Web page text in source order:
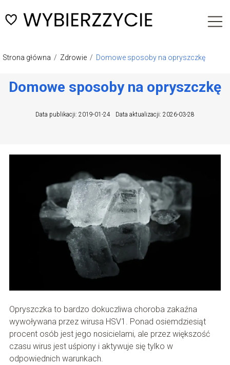
Strona główna / Zdrowie / Domowe sposoby na opryszczkę
Domowe sposoby na opryszczkę
Data publikacji: 2019-01-24 Data aktualizacji: 2026-03-28
Opryszczka to bardzo dokuczliwa choroba zakaźna
wywoływana przez wirusa HSV1. Ponad osiemdziesiąt
procent osób jest jego nosicielami, ale przez większość
czasu wirus jest uśpiony i aktywuje się tylko w
odpowiednich warunkach.